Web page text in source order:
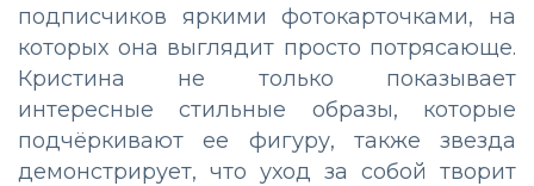
подписчиков яркими фотокарточками, на
которых она выглядит просто потрясающе.
Кристина не только показывает
интересные стильные образы, которые
подчёркивают ее фигуру, также звезда
демонстрирует, что уход за собой творит